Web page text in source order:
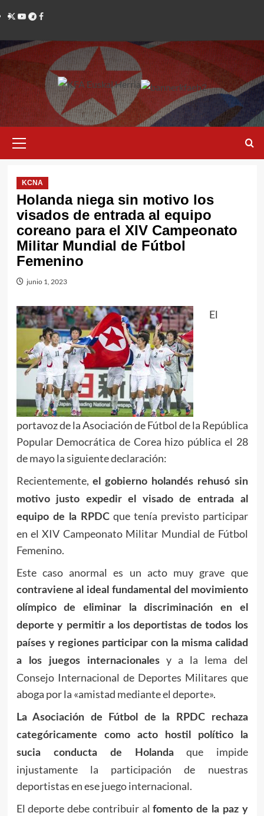
al
Twitter
YouTube
Telegram
Facebook
primario
KCNA
Holanda niega sin motivo los
visados de entrada al equipo
coreano para el XIV Campeonato
Militar Mundial de Fútbol
Femenino
junio 1, 2023
El
portavoz de la Asociación de Fútbol de la República
Popular Democrática de Corea hizo pública el 28
de mayo la siguiente declaración:
Recientemente, el gobierno holandés rehusó sin
motivo justo expedir el visado de entrada al
equipo de la RPDCque tenía previsto participar
en el XIV Campeonato Militar Mundial de Fútbol
Femenino.
Este caso anormal es un acto muy grave que
contraviene al ideal fundamental del movimiento
olímpico de eliminar la discriminación en el
deporte y permitir a los deportistas de todos los
países y regiones participar con la misma calidad
a los juegos internacionalesy a la lema del
Consejo Internacional de Deportes Militares que
aboga por la «amistad mediante el deporte».
La Asociación de Fútbol de la RPDC rechaza
categóricamente como acto hostil político la
sucia conducta de Holanda
que impide
injustamente la participación de nuestras
deportistas en ese juego internacional.
El deporte debe contribuir alfomento de la paz y